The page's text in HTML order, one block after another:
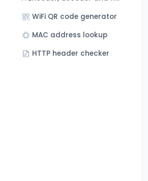
WiFi QR code generator
MAC address lookup
HTTP header checker